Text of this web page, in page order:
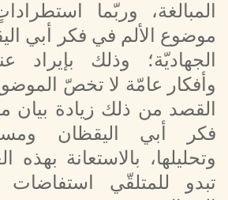
المبالغة، وربّما
موضوع الألم في فكر أبي
الجهاديّة؛ وذلك
وأفكار عامّة لا تخصّ
القصد من ذلك زيادة بيان
فكر أبي اليقظان
وتحليلها، بالاستعانة بهذه
تبدو للمتلقّي